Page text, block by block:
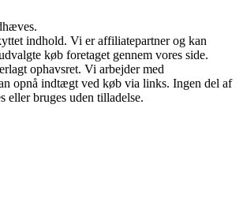
indhold. Vi er affiliatepartner og kan
køb foretaget gennem vores side.
ophavsret. Vi arbejder med
opnå indtægt ved køb via links. Ingen del af
eller bruges uden tilladelse.